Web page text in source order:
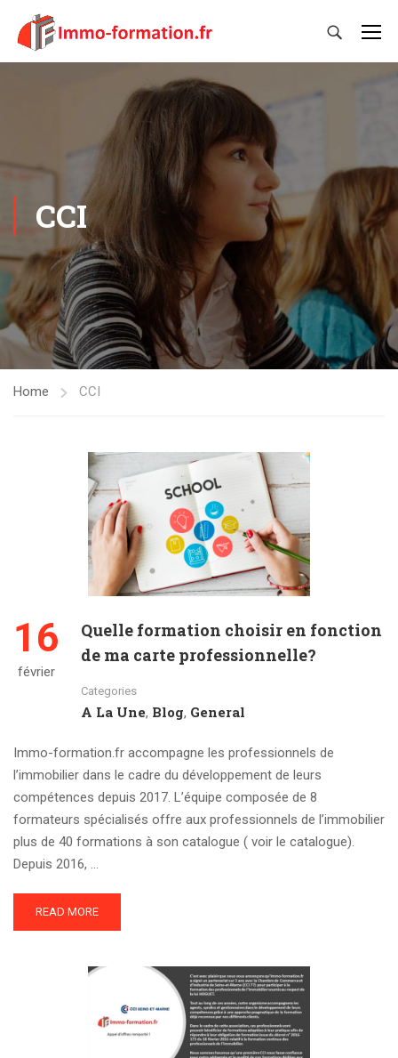
CCI
Home CCI
16
février
Quelle formation choisir en fonction
de ma carte professionnelle?
Categories
A La Une, Blog, General
Immo-formation.fr accompagne les professionnels de
l’immobilier dans le cadre du développement de leurs
compétences depuis 2017. L’équipe composée de 8
formateurs spécialisés offre aux professionnels de l’immobilier
plus de 40 formations à son catalogue ( voir le catalogue).
Depuis 2016, …
READ MORE